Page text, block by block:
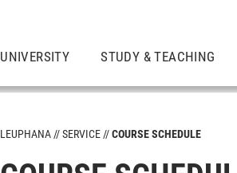
UNIVERSITY STUDY & TEACHING
LEUPHANA SERVICE COURSE SCHEDULE